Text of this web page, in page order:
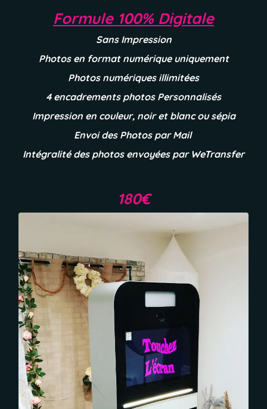
Formule 100% Digitale
Sans Impression
Photos en format numérique uniquement
Photos numériques illimitées
4 encadrements photos Personnalisés
Impression en couleur, noir et blanc ou sépia
Envoi des Photos par Mail
Intégralité des photos envoyées par WeTransfer
180€